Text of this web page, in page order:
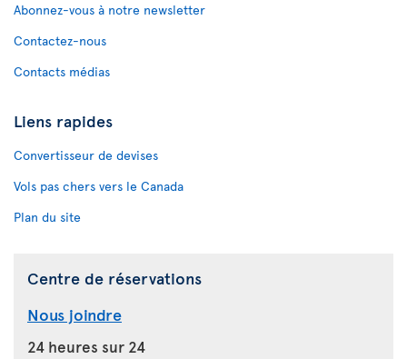
Abonnez-vous à notre newsletter
Contactez-nous
Contacts médias
Liens rapides
Convertisseur de devises
Vols pas chers vers le Canada
Plan du site
Centre de réservations
Nous joindre
24 heures sur 24